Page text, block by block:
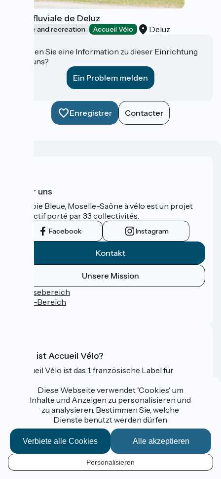
DE
Halte fluviale de Deluz
Leisure and recreation Accueil Vélo Deluz
Haben Sie eine Information zu dieser Einrichtung
für uns?
Ein Problem melden
Enregistrer Contacter
Über uns
La Voie Bleue, Moselle-Saône à vélo est un projet
collectif porté par 33 collectivités.
Facebook Instagram
Kontakt
Unsere Mission
Pressebereich
Profi-Bereich
Was ist Accueil Vélo?
Accueil Vélo ist das 1. französische Label für
Mehr erfahren
Gefördert im Rahmen von Destination France
Espace Pro / Presse
Diese Webseite verwendet 'Cookies' um
Inhalte und Anzeigen zu personalisieren und
zu analysieren. Bestimmen Sie, welche
Dienste benutzt werden dürfen
Alle akzeptieren
Verbiete alle Cookies
Personalisieren